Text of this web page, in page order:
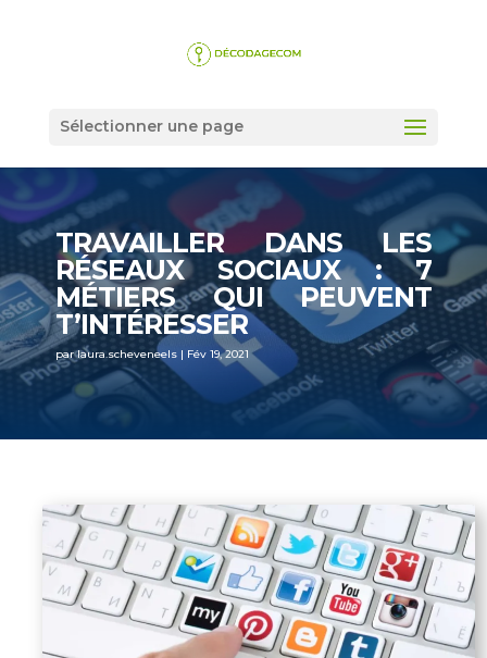
Sélectionner une page
TRAVAILLER DANS LES
RÉSEAUX SOCIAUX : 7
MÉTIERS QUI PEUVENT
T’INTÉRESSER
parlaura.scheveneels| Fév 19, 2021